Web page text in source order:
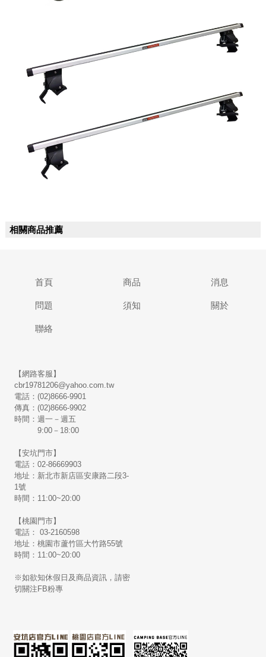
相關商品推薦
首頁 商品 消息
問題 須知 關於
聯絡
【網路客服】
cbr19781206@yahoo.com.tw
電話：(02)8666-9901
傳真：(02)8666-9902
時間：週一－週五
9:00－18:00
【安坑門市】
電話：02-86669903
地址：新北市新店區安康路二段3-
1號
時間：11:00~20:00
【桃園門市】
電話： 03-2160598
地址：桃園市蘆竹區大竹路55號
時間：11:00~20:00
※如欲知休假日及商品資訊，請密
切關注FB粉專